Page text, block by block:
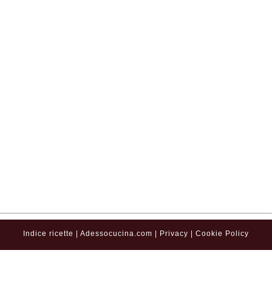
Indice ricette Adessocucina.com Privacy Cookie Policy